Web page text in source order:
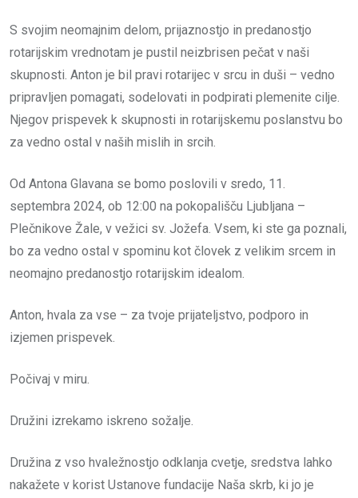
S svojim neomajnim delom, prijaznostjo in predanostjo
rotarijskim vrednotam je pustil neizbrisen pečat v naši
skupnosti. Anton je bil pravi rotarijec v srcu in duši – vedno
pripravljen pomagati, sodelovati in podpirati plemenite cilje.
Njegov prispevek k skupnosti in rotarijskemu poslanstvu bo
za vedno ostal v naših mislih in srcih.
Od Antona Glavana se bomo poslovili v sredo, 11.
septembra 2024, ob 12:00 na pokopališču Ljubljana –
Plečnikove Žale, v vežici sv. Jožefa. Vsem, ki ste ga poznali,
bo za vedno ostal v spominu kot človek z velikim srcem in
neomajno predanostjo rotarijskim idealom.
Anton, hvala za vse – za tvoje prijateljstvo, podporo in
izjemen prispevek.
Počivaj v miru.
Družini izrekamo iskreno sožalje.
Družina z vso hvaležnostjo odklanja cvetje, sredstva lahko
nakažete v korist Ustanove fundacije Naša skrb, ki jo je